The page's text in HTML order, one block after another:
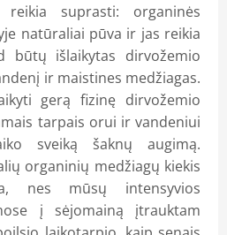
suprasti: organinės
natūraliai pūva ir jas reikia
būtų išlaikytas dirvožemio
ir maistines medžiagas.
gerą fizinę dirvožemio
tarpais orui ir vandeniui
sveiką šaknų augimą.
organinių medžiagų kiekis
nes mūsų intensyvios
į sėjomainą įtrauktam